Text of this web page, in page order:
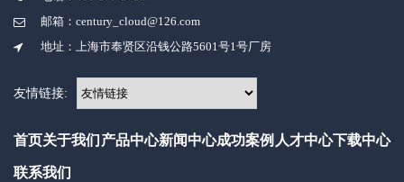
邮箱：century_cloud@126.com
地址：上海市奉贤区沿钱公路5601号1号厂房
友情链接:
首页关于我们 产品中心新闻中心成功案例 人才中心下载中心
联系我们